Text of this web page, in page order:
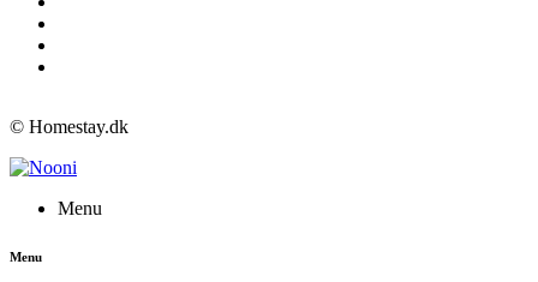
© Homestay.dk
Menu
Menu